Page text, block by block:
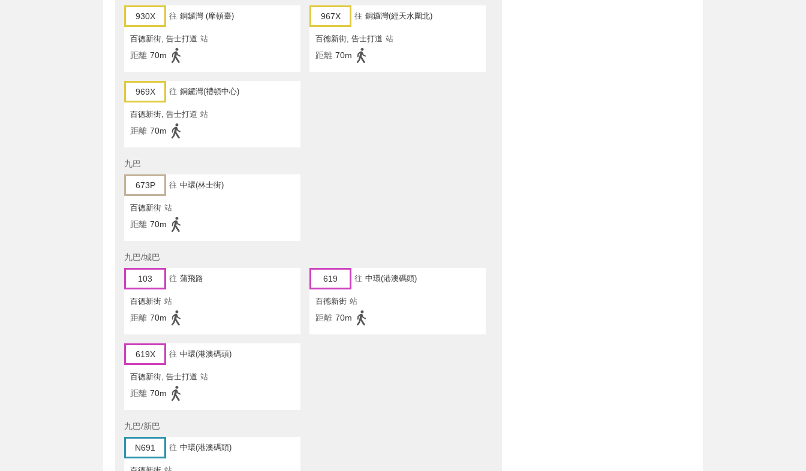
930X 往 銅鑼灣 (摩頓臺)
百德新街, 告士打道 站
距離 70m
967X 往 銅鑼灣(經天水圍北)
百德新街, 告士打道 站
距離 70m
969X 往 銅鑼灣(禮頓中心)
百德新街, 告士打道 站
距離 70m
九巴
673P 往 中環(林士街)
百德新街 站
距離 70m
九巴/城巴
103 往 蒲飛路
百德新街 站
距離 70m
619 往 中環(港澳碼頭)
百德新街 站
距離 70m
619X 往 中環(港澳碼頭)
百德新街, 告士打道 站
距離 70m
九巴/新巴
N691 往 中環(港澳碼頭)